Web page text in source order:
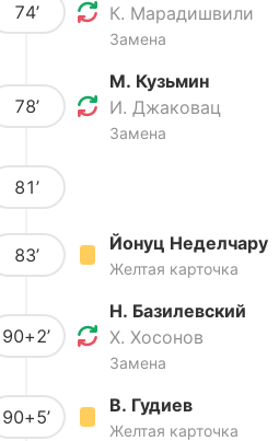
74’
К. Марадишвили
Замена
78’
М. Кузьмин
И. Джаковац
Замена
81’
83’
Йонуц Неделчару
Желтая карточка
90+2’
Н. Базилевский
Х. Хосонов
Замена
90+5’
В. Гудиев
Желтая карточка